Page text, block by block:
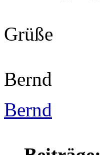
Grüße
Bernd
Bernd